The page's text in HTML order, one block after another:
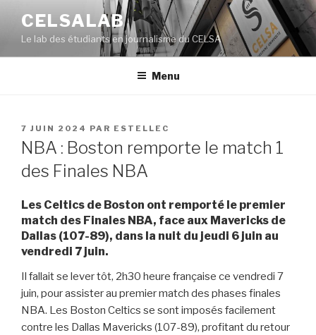
contenu
principal
CELSALAB
Le lab des étudiants en journalisme du CELSA
Menu
PUBLIÉ
LE
7 JUIN 2024 PAR ESTELLEC
NBA : Boston remporte le match 1
des Finales NBA
Les Celtics de Boston ont remporté le premier
match des Finales NBA, face aux Mavericks de
Dallas (107-89), dans la nuit du jeudi 6 juin au
vendredi 7 juin.
Il fallait se lever tôt, 2h30 heure française ce vendredi 7
juin, pour assister au premier match des phases finales
NBA. Les Boston Celtics se sont imposés facilement
contre les Dallas Mavericks (107-89), profitant du retour